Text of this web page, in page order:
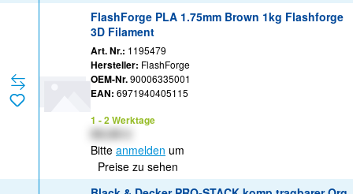
FlashForge PLA 1.75mm Brown 1kg Flashforge
3D Filament
Art. Nr.: 1195479
Hersteller: FlashForge
OEM-Nr.90006335001
EAN: 6971940405115
1 - 2 Werktage
Bitte anmelden um
Preise zu sehen